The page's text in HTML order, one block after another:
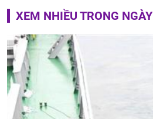
XEM NHIỀU TRONG NGÀY